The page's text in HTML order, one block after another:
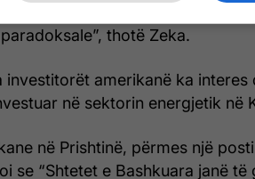
se Kosova do të bëhet pjesë e
thotë Zeka.
investitorët amerikanë ka interes
në sektorin energjetik në
në Prishtinë, përmes një
se “Shtetet e Bashkuara janë të